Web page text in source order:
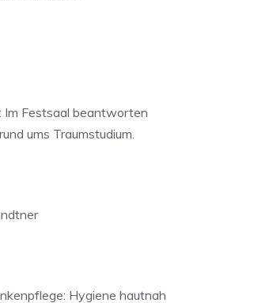
Im Festsaal beantworten
ums Traumstudium.
Hygiene hautnah